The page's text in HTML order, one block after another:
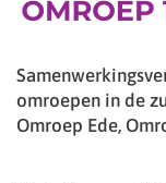
omroepen in de
Omroep Ede,